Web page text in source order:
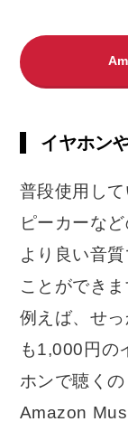
イヤホン
普段使用し
ピーカーな
より良い音
ことができま
例えば、せ
も1,000円の
ホンで聴く
Amazon